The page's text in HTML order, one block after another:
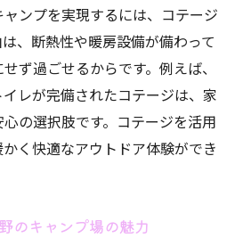
ンプを実現するには、コテージ
、断熱性や暖房設備が備わって
ず過ごせるからです。例えば、
レが完備されたコテージは、家
の選択肢です。コテージを活用
く快適なアウトドア体験ができ
のキャンプ場の魅力